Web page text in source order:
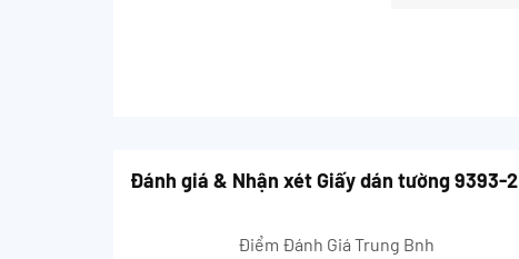
Đánh giá & Nhận xét Giấy dán tường 9393-2
Điểm Đánh Giá Trung Bnh